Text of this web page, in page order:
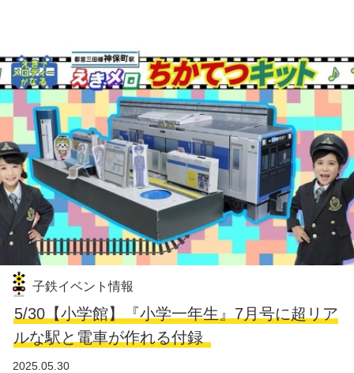
子鉄イベント情報
5/30【小学館】『小学一年生』7月号に超リア
ルな駅と電車が作れる付録
2025.05.30